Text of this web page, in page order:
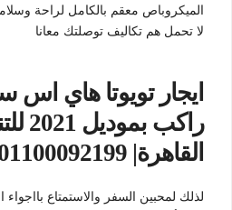
الميكروباص معقم بالكامل لراحة
لا تحمل هم تكاليف توصلتك معانا
راكب
القاهرة| 01100092199
لذلك لمحبين السفر والاستمتاع